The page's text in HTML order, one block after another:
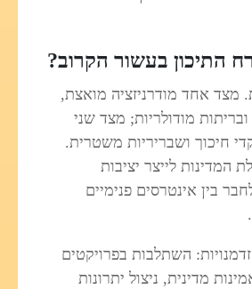
התיכון בעשור הקרוב?
מצד אחד מודרניזציה מואצת,
מודולריות; מצד שני
חיכוך ושבריריות משטרית.
המדינות לייצר יציבות
בין אינטרסים פנימיים
השתלבות בפרויקטים
מדינית, ניצול יתרונות